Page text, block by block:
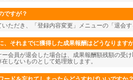
ですが？
いただき、「登録内容変更」メニューの「退会
、それまでに獲得した成果報酬はどうなります
ー会員が退会した場合は、成果報酬額残額の受
しないものとして処理致します。